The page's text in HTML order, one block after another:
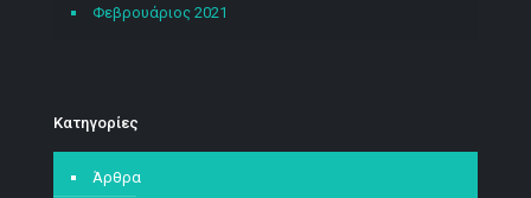
Φεβρουάριος 2021
Kατηγορίες
Άρθρα